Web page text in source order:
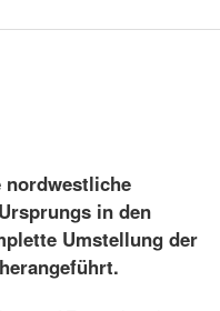
nordwestliche
in den
Umstellung der